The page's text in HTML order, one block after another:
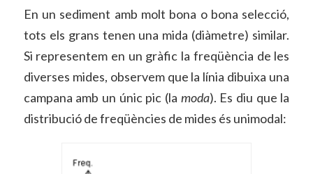
En un sediment amb molt bona o bona selecció,
tots els grans tenen una mida (diàmetre) similar.
Si representem en un gràfic la freqüència de les
diverses mides, observem que la línia dibuixa una
campana amb un únic pic (la moda). Es diu que la
distribució de freqüències de mides és unimodal: